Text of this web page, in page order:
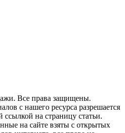
Все права защищены.
с нашего ресурса разрешается
ссылкой на страницу статьи.
на сайте взяты с открытых